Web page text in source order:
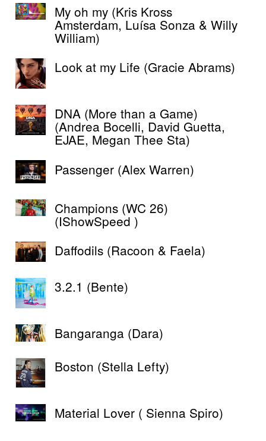
My oh my (Kris Kross
Amsterdam, Luísa Sonza & Willy
William)
Look at my Life (Gracie Abrams)
DNA (More than a Game)
(Andrea Bocelli, David Guetta,
EJAE, Megan Thee Sta)
Passenger (Alex Warren)
Champions (WC 26)
(IShowSpeed )
Daffodils (Racoon & Faela)
3.2.1 (Bente)
Bangaranga (Dara)
Boston (Stella Lefty)
Material Lover ( Sienna Spiro)